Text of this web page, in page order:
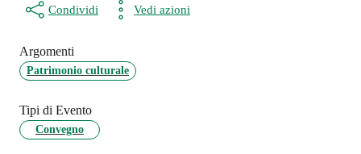
Condividi Vedi azioni
Argomenti
Patrimonio culturale
Tipi di Evento
Convegno